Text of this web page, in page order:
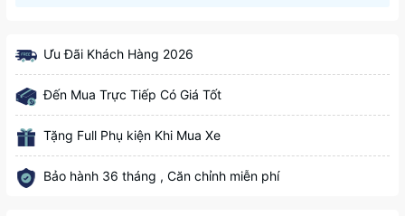
Ưu Đãi Khách Hàng 2026
Đến Mua Trực Tiếp Có Giá Tốt
Tặng Full Phụ kiện Khi Mua Xe
Bảo hành 36 tháng , Căn chỉnh miễn phí